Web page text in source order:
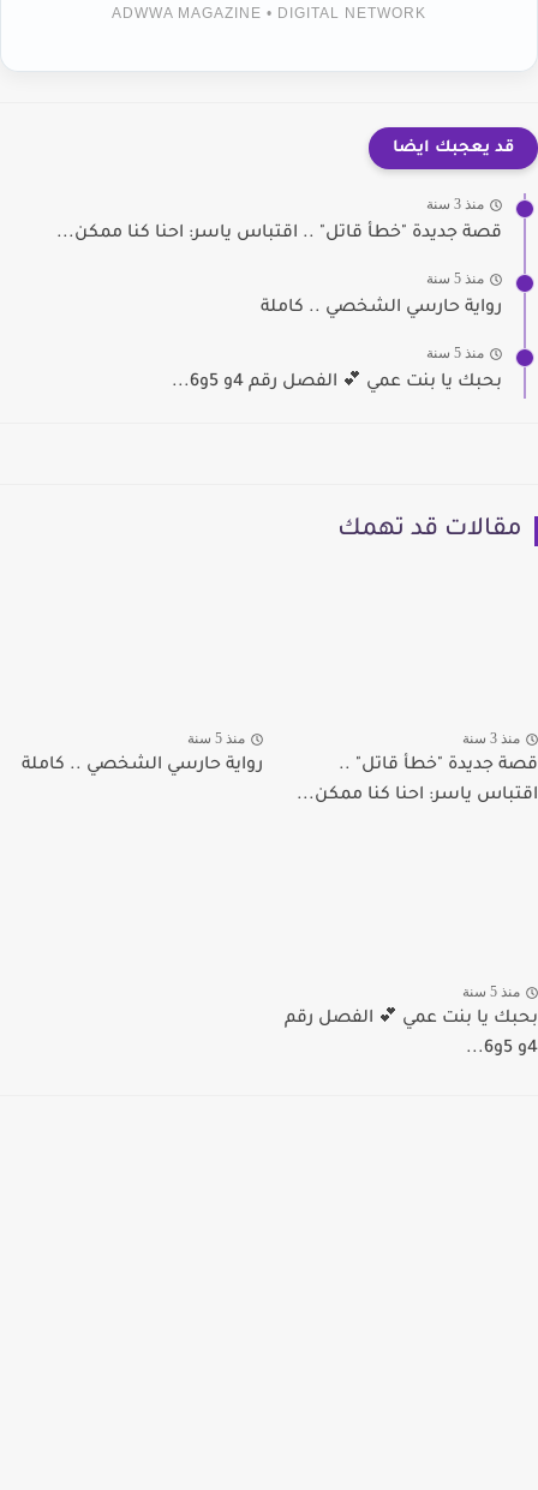
ADWWA MAGAZINE • DIGITAL NETWORK
قد يعجبك ايضا
منذ 3 سنة
قصة جديدة "خطأ قاتل" .. اقتباس ياسر: احنا كنا ممكن...
منذ 5 سنة
رواية حارسي الشخصي .. كاملة
منذ 5 سنة
بحبك يا بنت عمي 💕 الفصل رقم 4و 5و6...
مقالات قد تهمك
منذ 3 سنة
قصة جديدة "خطأ قاتل" ..
اقتباس ياسر: احنا كنا ممكن...
منذ 5 سنة
رواية حارسي الشخصي .. كاملة
منذ 5 سنة
بحبك يا بنت عمي 💕 الفصل رقم
4و 5و6...